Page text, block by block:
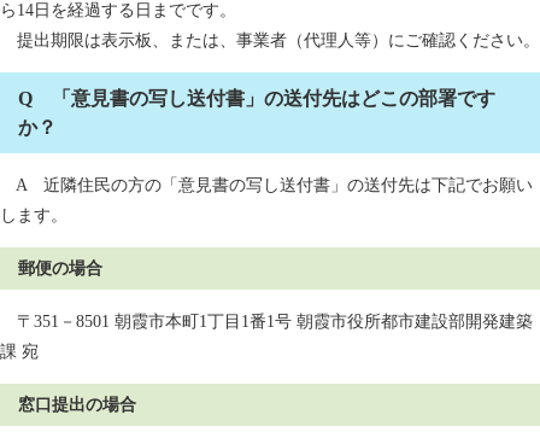
ら14日を経過する日までです。
提出期限は表示板、または、事業者（代理人等）にご確認ください。
Q 「意見書の写し送付書」の送付先はどこの部署です
か？
A 近隣住民の方の「意見書の写し送付書」の送付先は下記でお願い
します。
郵便の場合
〒351－8501 朝霞市本町1丁目1番1号 朝霞市役所都市建設部開発建築
課 宛
窓口提出の場合